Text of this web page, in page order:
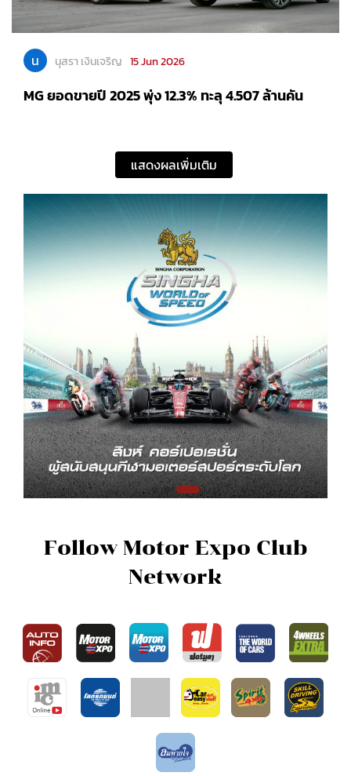
น นุสรา เงินเจริญ 15 Jun 2026
MG ยอดขายปี 2025 พุ่ง 12.3% ทะลุ 4.507 ล้านคัน
แสดงผลเพิ่มเติม
Follow Motor Expo Club
Network